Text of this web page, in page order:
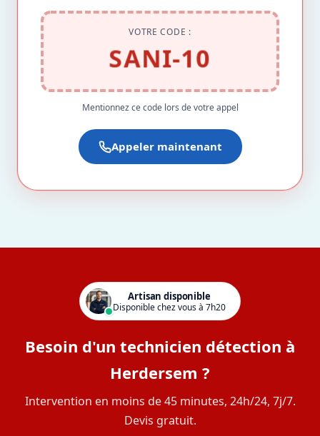
VOTRE CODE :
SANI-10
Mentionnez ce code lors de votre appel
Appeler maintenant
Artisan disponible
Disponible chez vous à 7h20
Besoin d'un technicien détection à
Herdersem ?
Intervention en moins de 45 minutes, 24h/24, 7j/7.
Devis gratuit.